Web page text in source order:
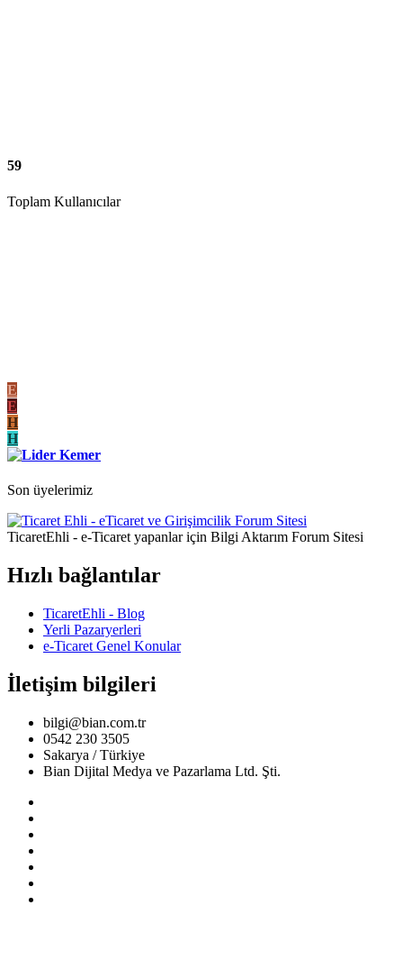
59
Toplam Kullanıcılar
E
E
H
H
Son üyelerimiz
TicaretEhli - e-Ticaret yapanlar için Bilgi Aktarım Forum Sitesi
Hızlı bağlantılar
TicaretEhli - Blog
Yerli Pazaryerleri
e-Ticaret Genel Konular
İletişim bilgileri
bilgi@bian.com.tr
0542 230 3505
Sakarya / Türkiye
Bian Dijital Medya ve Pazarlama Ltd. Şti.